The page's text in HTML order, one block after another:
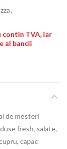
,
contin TVA, iar
al bancii
de mesteri
fresh, salate,
capac